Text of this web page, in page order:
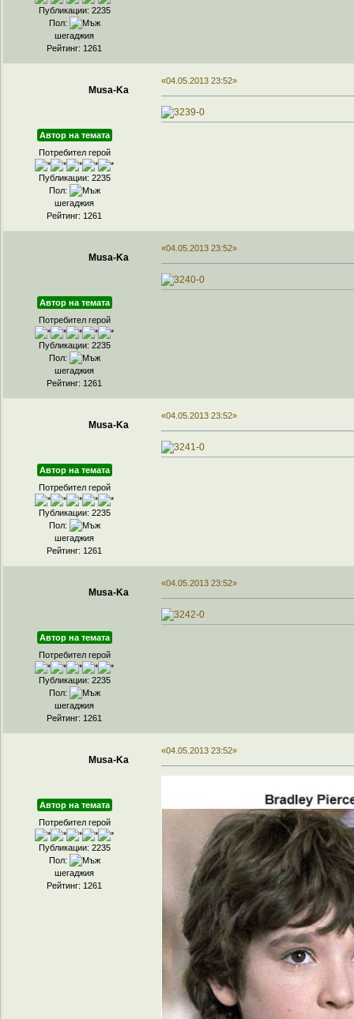
Публикации: 2235
Пол:
шегаджия
Рейтинг: 1261
Musa-Ka
Автор на темата
Потребител герой
Публикации: 2235
Пол:
шегаджия
Рейтинг: 1261
«04.05.2013 23:52»
Musa-Ka
Автор на темата
Потребител герой
Публикации: 2235
Пол:
шегаджия
Рейтинг: 1261
«04.05.2013 23:52»
Musa-Ka
Автор на темата
Потребител герой
Публикации: 2235
Пол:
шегаджия
Рейтинг: 1261
«04.05.2013 23:52»
Musa-Ka
Автор на темата
Потребител герой
Публикации: 2235
Пол:
шегаджия
Рейтинг: 1261
«04.05.2013 23:52»
Musa-Ka
Автор на темата
Потребител герой
Публикации: 2235
Пол:
шегаджия
Рейтинг: 1261
«04.05.2013 23:52»